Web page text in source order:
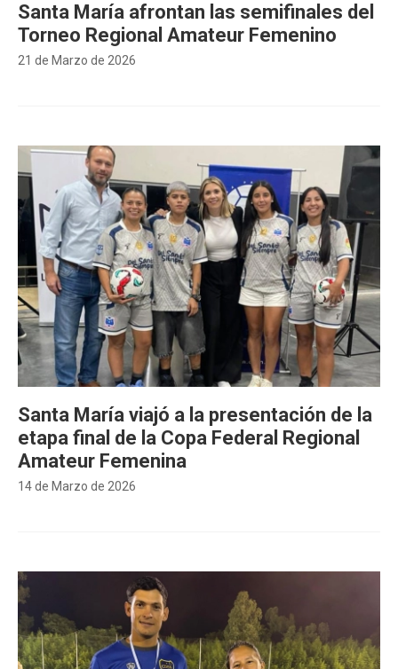
21 de Marzo de 2026
Santa María afrontan las semifinales del
Torneo Regional Amateur Femenino
14 de Marzo de 2026
Santa María viajó a la presentación de la
etapa final de la Copa Federal Regional
Amateur Femenina